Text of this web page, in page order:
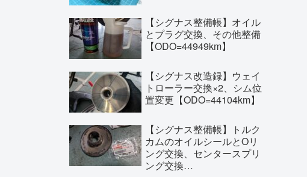
【シグナス整備帳】オイル
とプラグ交換、その他整備
【ODO=44949km】
【シグナス改造録】ウェイ
トローラー交換×2、シム位
置変更【ODO=44104km】
【シグナス整備帳】トルク
カムのオイルシールとOリ
ング交換、センタースプリ
ング交換